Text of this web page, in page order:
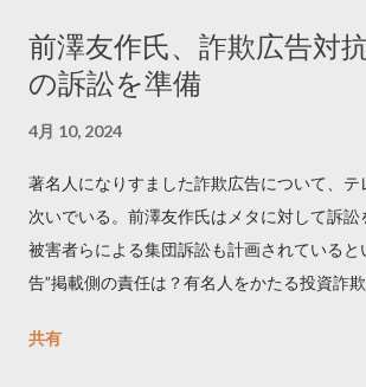
トするのか？ https://marketing.twitter.com/
前澤友作氏、詐欺広告対
の訴訟を準備
4月 10, 2024
著名人になりすました詐欺広告について、テ
次いでいる。前澤友作氏はメタに対して訴訟
被害者らによる集団訴訟も計画されていると
告”掲載側の責任は？有名人をかたる投資詐
https://newsdig.tbs.co.jp/articles/-/1091835
共有